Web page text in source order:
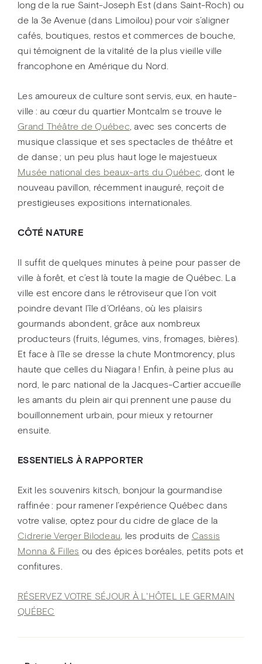
long de la rue Saint-Joseph Est (dans Saint-Roch) ou
de la 3e Avenue (dans Limoilou) pour voir s’aligner
cafés, boutiques, restos et commerces de bouche,
qui témoignent de la vitalité de la plus vieille ville
francophone en Amérique du Nord.
Les amoureux de culture sont servis, eux, en haute-
ville : au cœur du quartier Montcalm se trouve le
Grand Théâtre de Québec , avec ses concerts de
musique classique et ses spectacles de théâtre et
de danse ; un peu plus haut loge le majestueux
Musée national des beaux-arts du Québec , dont le
nouveau pavillon, récemment inauguré, reçoit de
prestigieuses expositions internationales.
CÔTÉ NATURE
Il suffit de quelques minutes à peine pour passer de
ville à forêt, et c’est là toute la magie de Québec. La
ville est encore dans le rétroviseur que l’on voit
poindre devant l’île d’Orléans, où les plaisirs
gourmands abondent, grâce aux nombreux
producteurs (fruits, légumes, vins, fromages, bières).
Et face à l’île se dresse la chute Montmorency, plus
haute que celles du Niagara ! Enfin, à peine plus au
nord, le parc national de la Jacques-Cartier accueille
les amants du plein air qui prennent une pause du
bouillonnement urbain, pour mieux y retourner
ensuite.
ESSENTIELS À RAPPORTER
Exit les souvenirs kitsch, bonjour la gourmandise
raffinée : pour ramener l’expérience Québec dans
votre valise, optez pour du cidre de glace de la
Cidrerie Verger Bilodeau , les produits de Cassis
Monna & Filles ou des épices boréales, petits pots et
confitures.
RÉSERVEZ VOTRE SÉJOUR À L'HÔTEL LE GERMAIN
QUÉBEC